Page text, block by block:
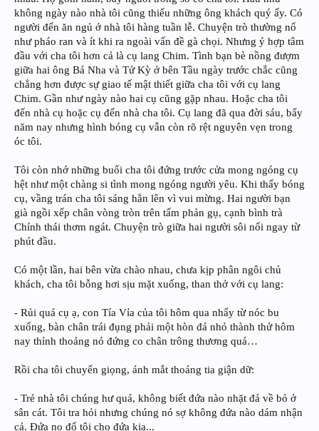
không ngày nào nhà tôi cũng thiếu những ông khách quý ấy. Có
người đến ăn ngủ ở nhà tôi hàng tuần lễ. Chuyện trò thường nổ
như pháo ran và ít khi ra ngoài vấn đề gà chọi. Nhưng ý hợp tâm
đầu với cha tôi hơn cả là cụ lang Chim. Tình bạn bè nồng đượm
giữa hai ông Bá Nha và Tử Kỳ ở bên Tầu ngày trước chắc cũng
chẳng hơn được sự giao tế mật thiết giữa cha tôi với cụ lang
Chim. Gần như ngày nào hai cụ cũng gặp nhau. Hoặc cha tôi
đến nhà cụ hoặc cụ đến nhà cha tôi. Cụ lang đã qua đời sáu, bẩy
năm nay nhưng hình bóng cụ vẫn còn rõ rệt nguyên vẹn trong
óc tôi.
Tôi còn nhớ những buổi cha tôi đứng trước cửa mong ngóng cụ
hệt như một chàng si tình mong ngóng người yêu. Khi thấy bóng
cụ, vầng trán cha tôi sáng hẳn lên vì vui mừng. Hai người bạn
già ngồi xếp chân vòng tròn trên tấm phản gụ, cạnh bình trà
Chính thái thơm ngát. Chuyện trò giữa hai người sôi nổi ngay từ
phút đầu.
Có một lần, hai bên vừa chào nhau, chưa kịp phân ngôi chủ
khách, cha tôi bỗng hơi sịu mặt xuống, than thở với cụ lang:
- Rủi quá cụ ạ, con Tía Vỉa của tôi hôm qua nhẩy từ nóc bu
xuống, bàn chân trái đụng phải một hòn đá nhỏ thành thử hôm
nay thỉnh thoảng nó đứng co chân trông thương quá…
Rồi cha tôi chuyển giọng, ánh mắt thoáng tia giận dữ:
- Trẻ nhà tôi chúng hư quá, không biết đứa nào nhặt đá về bỏ ở
sân cát. Tôi tra hỏi nhưng chúng nó sợ không đứa nào dám nhận
cả. Đứa nọ đổ tội cho đứa kia...